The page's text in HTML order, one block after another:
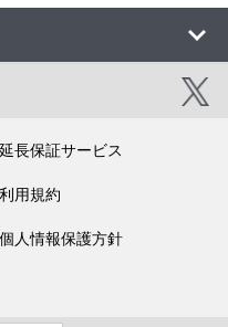
延長保証サービス
利用規約
個人情報保護方針